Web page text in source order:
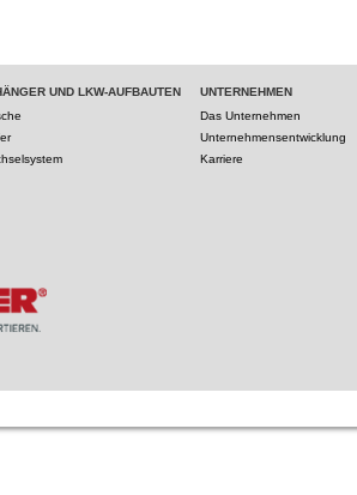
UND LKW-AUFBAUTEN
UNTERNEHMEN
Das Unternehmen
Unternehmensentwicklung
Karriere